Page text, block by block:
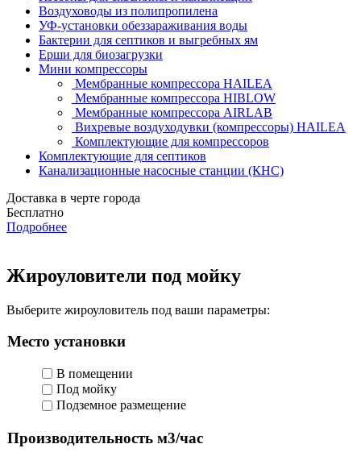
Воздуховоды из полипропилена
УФ-установки обеззараживания воды
Бактерии для септиков и выгребных ям
Ерши для биозагрузки
Мини компрессоры
Мембранные компрессора HAILEA
Мембранные компрессора HIBLOW
Мембранные компрессора AIRLAB
Вихревые воздуходувки (компрессоры) HAILEA
Комплектующие для компрессоров
Комплектующие для септиков
Канализационные насосные станции (КНС)
Доставка в черте города
Бесплатно
Подробнее
Жироуловители под мойку
Выберите жироуловитель под ваши параметры:
Место установки
В помещении
Под мойку
Подземное размещение
Производительность м3/час